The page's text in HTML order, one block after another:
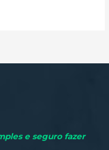
e seguro fazer